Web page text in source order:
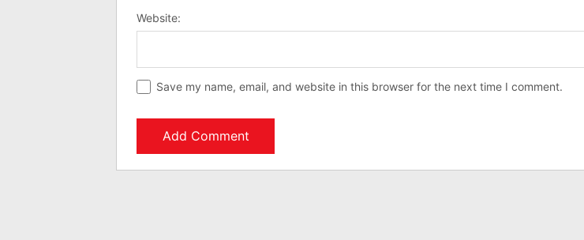
Website:
Save my name, email, and website in this browser for the next time I comment.